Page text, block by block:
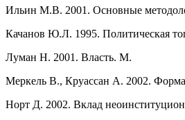
Ильин М.В. 2001. Основные
Качанов Ю.Л. 1995. Политическая
Луман Н. 2001. Власть. М.
Меркель В., Круассан А. 2002.
Норт Д. 2002. Вклад